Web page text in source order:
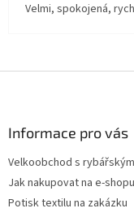
Velmi, spokojená,
Informace pro vás
Velkoobchod s
Jak nakupovat na e-shopu
Potisk textilu na zakázku